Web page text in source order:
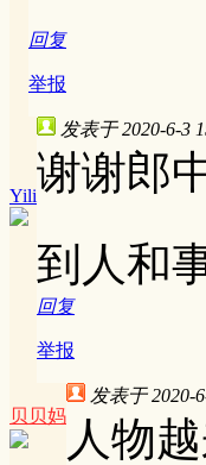
回复
举报
Yili
发表于 2020-6-3
谢谢郎
到人和
回复
举报
贝贝妈
发表于 2020-
人物